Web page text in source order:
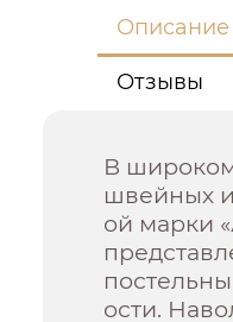
Описание
Отзывы
В
швейных
ой марки
ости.